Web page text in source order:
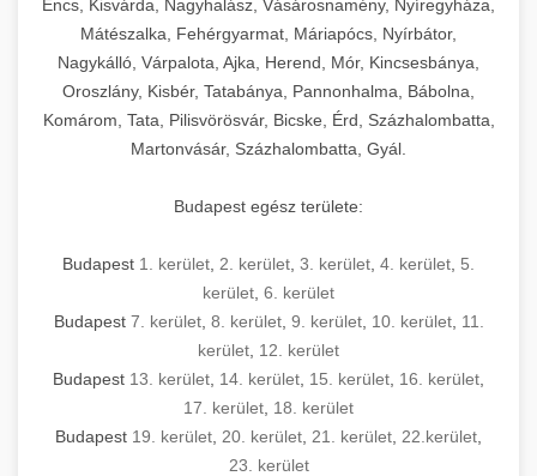
Encs, Kisvárda, Nagyhalász, Vásárosnamény, Nyíregyháza,
Mátészalka, Fehérgyarmat, Máriapócs, Nyírbátor,
Nagykálló, Várpalota, Ajka, Herend, Mór, Kincsesbánya,
Oroszlány, Kisbér, Tatabánya, Pannonhalma, Bábolna,
Komárom, Tata, Pilisvörösvár, Bicske, Érd, Százhalombatta,
Martonvásár, Százhalombatta, Gyál.
Budapest egész területe:
Budapest 1. kerület 2. kerület 3. kerület 4. kerület 5.
kerület 6. kerület
Budapest 7. kerület, 8. kerület, 9. kerület, 10. kerület, 11.
kerület 12. kerület
Budapest 13. kerület 14. kerület 15. kerület 16. kerület
17. kerület 18. kerület
Budapest 19. kerület 20. kerület 21. kerület 22.kerület
23. kerület